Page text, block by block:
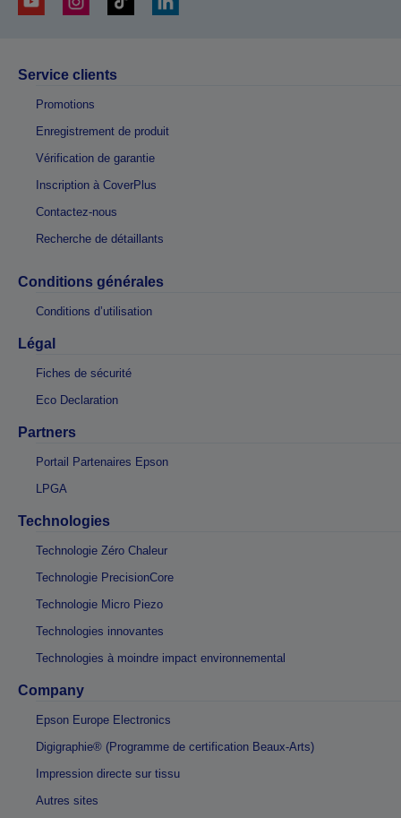
Service clients
Promotions
Enregistrement de produit
Vérification de garantie
Inscription à CoverPlus
Contactez-nous
Recherche de détaillants
Conditions générales
Conditions d’utilisation
Légal
Fiches de sécurité
Eco Declaration
Partners
Portail Partenaires Epson
LPGA
Technologies
Technologie Zéro Chaleur
Technologie PrecisionCore
Technologie Micro Piezo
Technologies innovantes
Technologies à moindre impact environnemental
Company
Epson Europe Electronics
Digigraphie® (Programme de certification Beaux-Arts)
Impression directe sur tissu
Autres sites